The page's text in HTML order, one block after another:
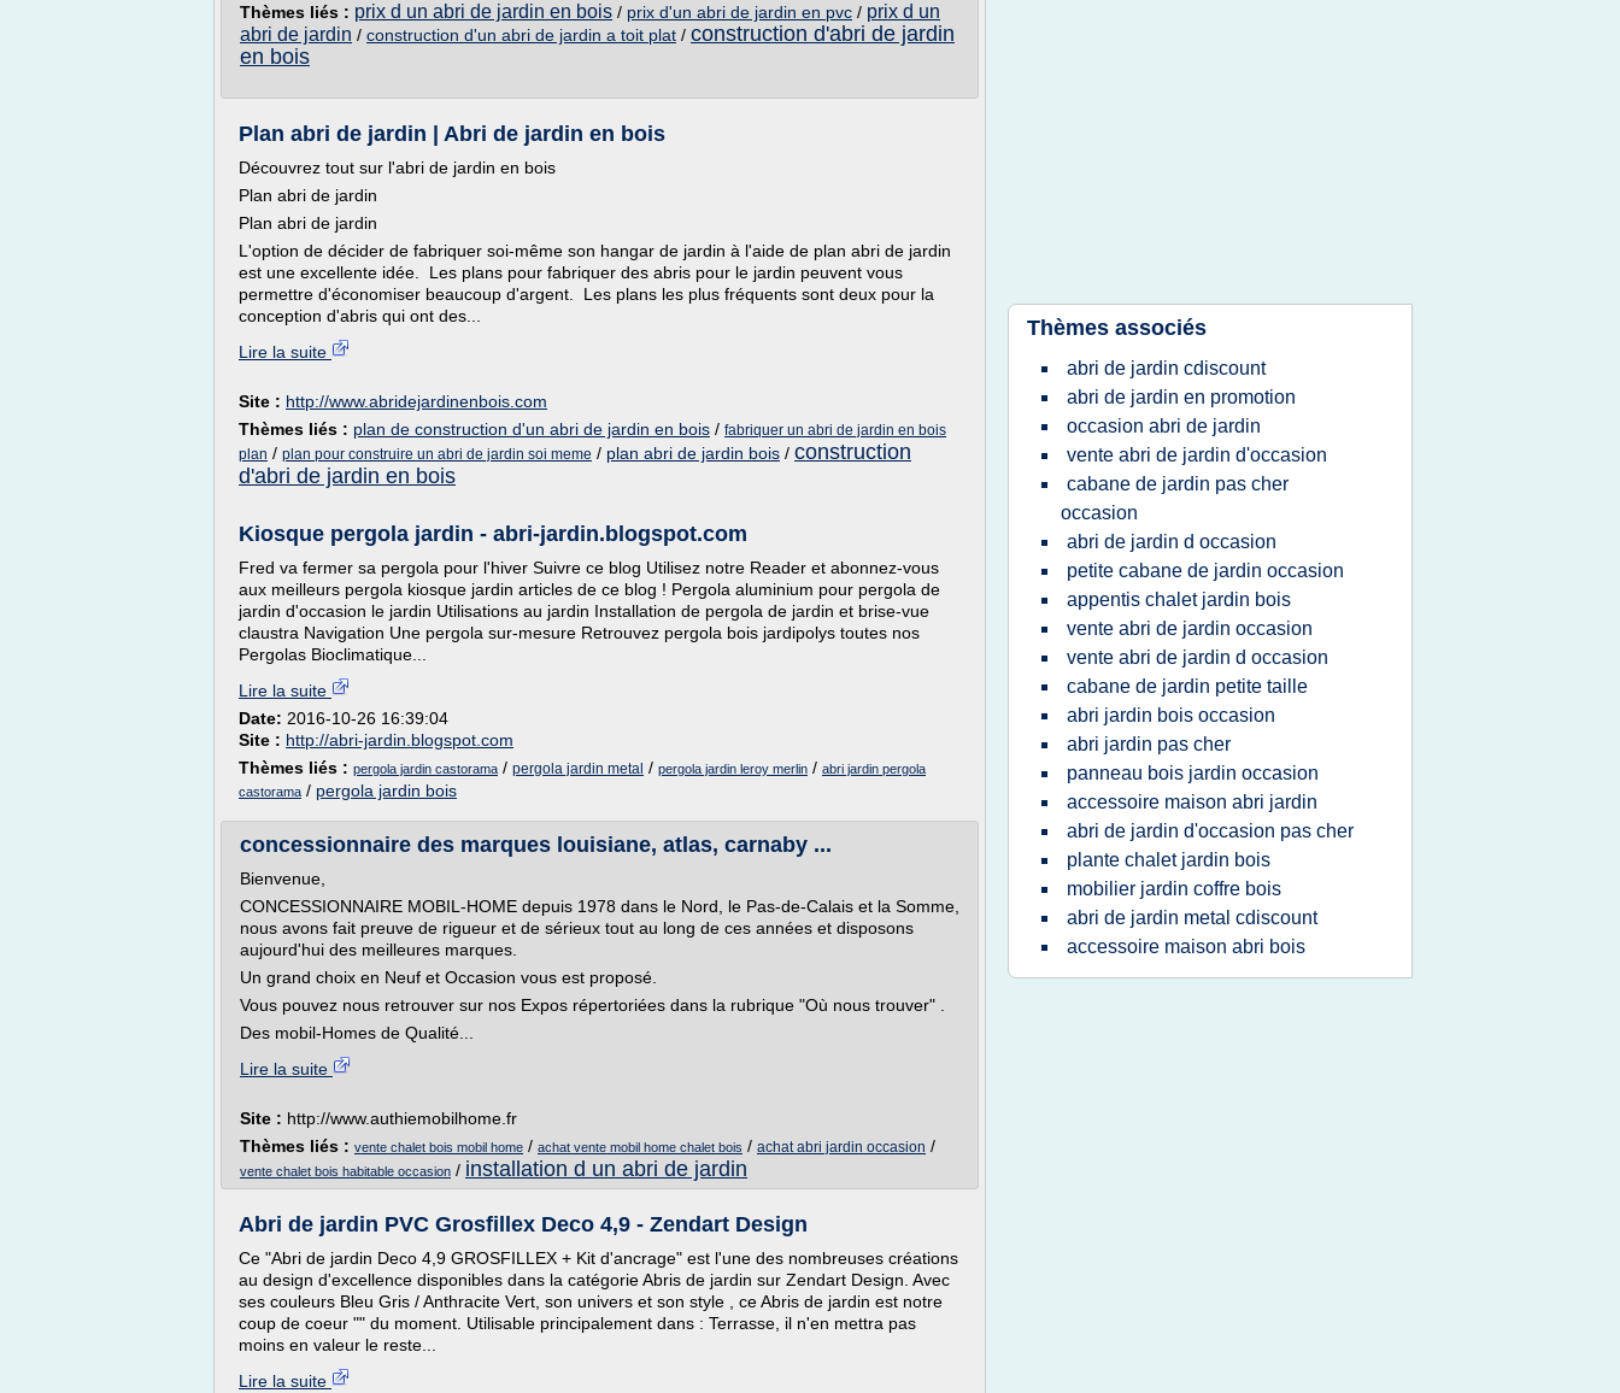
Thèmes liés : prix d un abri de jardin en bois / prix d'un abri de jardin en pvc / prix d un
abri de jardin / construction d'un abri de jardin a toit plat / construction d'abri de jardin
en bois
Plan abri de jardin | Abri de jardin en bois
Découvrez tout sur l'abri de jardin en bois
Plan abri de jardin
Plan abri de jardin
L'option de décider de fabriquer soi-même son hangar de jardin à l'aide de plan abri de jardin
est une excellente idée. Les plans pour fabriquer des abris pour le jardin peuvent vous
permettre d'économiser beaucoup d'argent. Les plans les plus fréquents sont deux pour la
conception d'abris qui ont des...
Lire la suite
Site : http://www.abridejardinenbois.com
Thèmes liés : plan de construction d'un abri de jardin en bois / fabriquer un abri de jardin en bois
plan / plan pour construire un abri de jardin soi meme / plan abri de jardin bois / construction
d'abri de jardin en bois
Kiosque pergola jardin - abri-jardin.blogspot.com
Fred va fermer sa pergola pour l'hiver Suivre ce blog Utilisez notre Reader et abonnez-vous
aux meilleurs pergola kiosque jardin articles de ce blog ! Pergola aluminium pour pergola de
jardin d'occasion le jardin Utilisations au jardin Installation de pergola de jardin et brise-vue
claustra Navigation Une pergola sur-mesure Retrouvez pergola bois jardipolys toutes nos
Pergolas Bioclimatique...
Lire la suite
Date: 2016-10-26 16:39:04
Site : http://abri-jardin.blogspot.com
Thèmes liés : pergola jardin castorama / pergola jardin metal / pergola jardin leroy merlin / abri jardin pergola
castorama / pergola jardin bois
concessionnaire des marques louisiane, atlas, carnaby ...
Bienvenue,
CONCESSIONNAIRE MOBIL-HOME depuis 1978 dans le Nord, le Pas-de-Calais et la Somme,
nous avons fait preuve de rigueur et de sérieux tout au long de ces années et disposons
aujourd'hui des meilleures marques.
Un grand choix en Neuf et Occasion vous est proposé.
Vous pouvez nous retrouver sur nos Expos répertoriées dans la rubrique "Où nous trouver" .
Des mobil-Homes de Qualité...
Lire la suite
Site : http://www.authiemobilhome.fr
Thèmes liés : vente chalet bois mobil home / achat vente mobil home chalet bois / achat abri jardin occasion /
vente chalet bois habitable occasion / installation d un abri de jardin
Abri de jardin PVC Grosfillex Deco 4,9 - Zendart Design
Ce "Abri de jardin Deco 4,9 GROSFILLEX + Kit d'ancrage" est l'une des nombreuses créations
au design d'excellence disponibles dans la catégorie Abris de jardin sur Zendart Design. Avec
ses couleurs Bleu Gris / Anthracite Vert, son univers et son style , ce Abris de jardin est notre
coup de coeur "" du moment. Utilisable principalement dans : Terrasse, il n'en mettra pas
moins en valeur le reste...
Lire la suite
Thèmes associés
abri de jardin cdiscount
abri de jardin en promotion
occasion abri de jardin
vente abri de jardin d'occasion
cabane de jardin pas cher
occasion
abri de jardin d occasion
petite cabane de jardin occasion
appentis chalet jardin bois
vente abri de jardin occasion
vente abri de jardin d occasion
cabane de jardin petite taille
abri jardin bois occasion
abri jardin pas cher
panneau bois jardin occasion
accessoire maison abri jardin
abri de jardin d'occasion pas cher
plante chalet jardin bois
mobilier jardin coffre bois
abri de jardin metal cdiscount
accessoire maison abri bois